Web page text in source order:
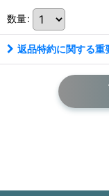
数量:
返品特約に関する重